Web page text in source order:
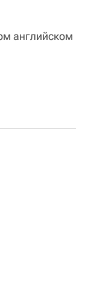
английском